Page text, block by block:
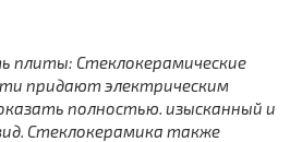
плиты: Стеклокерамические
придают электрическим
полностью. изысканный и
Стеклокерамика также